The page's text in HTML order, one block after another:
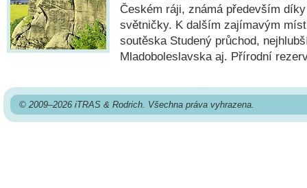
Českém ráji, známá především
světničky. K dalším zajímavým
soutěska Studený průchod,
Mladoboleslavska aj. Přírodní
© 2009–2026 iTRAS & Rodrich. Všechna práva vyhrazena.